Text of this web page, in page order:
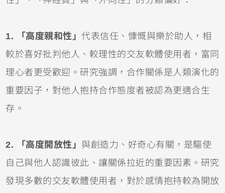
1. 「高度親和性」代表信任、慷慨與樂於助人，相
較於喜好批判他人、較理性的交友軟體使用者，富同
理心者更受歡迎。研究強調，合作關係是人類演化的
重要因子，對他人抱持合作態度者被認為更適合生
存。
2. 「高度開放性」 與創造力、好奇心有關，是驅使
自己與他人認識彼此、讓關係拉近的重要因素。研究
發現多數的交友軟體使用者，對於感情抱持較為開放